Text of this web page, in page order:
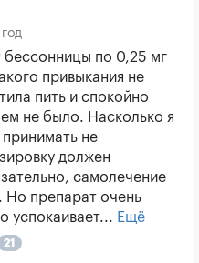
бессонницы по 0,25 мг
привыкания не
пить и спокойно
не было. Насколько я
не
должен
самолечение
Но препарат очень
успокаивает... Ещё
21